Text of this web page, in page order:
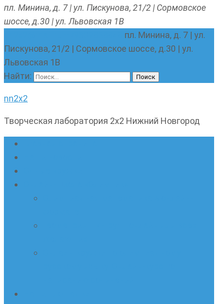
пл. Минина, д. 7 | ул. Пискунова, 21/2 | Сормовское
шоссе, д.30 | ул. Львовская 1В
пл. Минина, д. 7 | ул.
Пискунова, 21/2 | Сормовское шоссе, д.30 | ул.
Львовская 1В
Найти:
nn2x2
Творческая лаборатория 2х2 Нижний Новгород